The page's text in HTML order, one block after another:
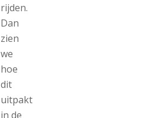
rijden.
Dan
zien
we
hoe
dit
uitpakt
in de